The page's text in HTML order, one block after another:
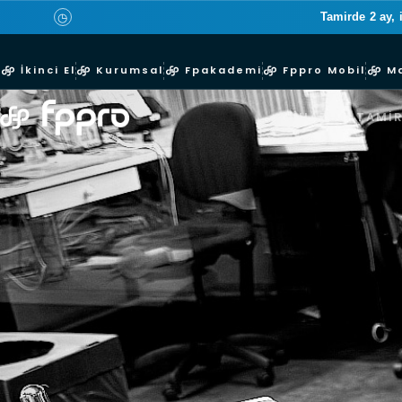
◷ Tamirde 2 ay,
İkinci El Kurumsal Fpakademi Fppro Mobil
CIHAZIMI